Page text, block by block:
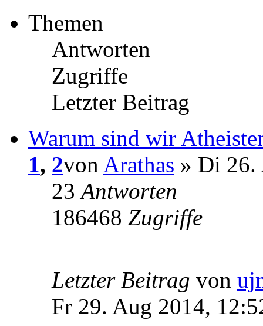
Themen
Antworten
Zugriffe
Letzter Beitrag
Warum sind wir
1, 2von Arathas » Di 26.
23Antworten
186468 Zugriffe
Letzter Beitrag von
Fr 29. Aug 2014,